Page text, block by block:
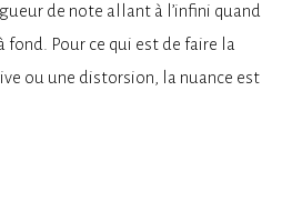
de note allant à l’infini quand
fond. Pour ce qui est de faire la
ou une distorsion, la nuance est